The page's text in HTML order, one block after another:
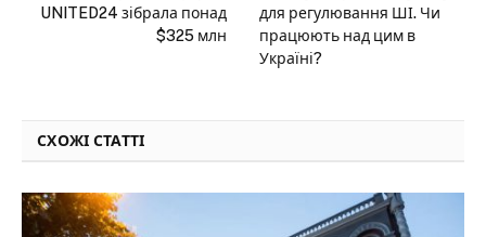
UNITED24 зібрала понад
$325 млн
для регулювання ШІ. Чи
працюють над цим в
Україні?
СХОЖІ СТАТТІ